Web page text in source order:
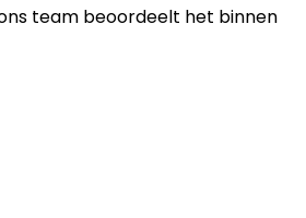
team beoordeelt het binnen